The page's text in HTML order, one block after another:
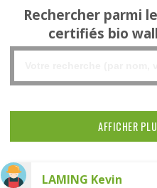
Rechercher parmi
certifiés bio
LAMING Kevin
AFFICHER